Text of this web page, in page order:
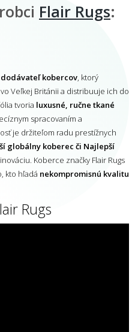
Flair Rugs:
kobercov, ktorý
Veľkej Británii a distribuuje ich do
tvoria luxusné, ručne tkané
spracovaním a
je držiteľom radu prestížnych
globálny koberec či Najlepší
Koberce značky Flair Rugs
kto hľadá nekompromisnú kvalitu
Rugs